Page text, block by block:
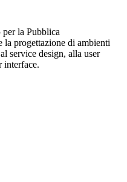
la Pubblica
la progettazione di ambienti
service design, alla user
interface.